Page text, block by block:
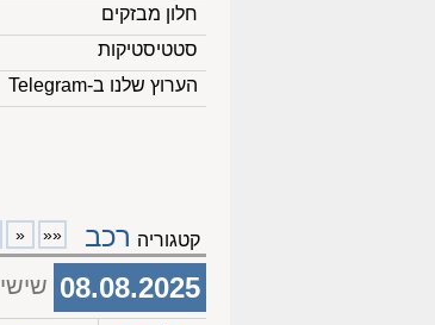
חלון מבזקים
סטטיסטיקות
הערוץ שלנו ב-Telegram
קטגוריה רכב ««
«
08.08.2025 שישי